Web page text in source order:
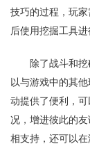
技巧的过程，玩
后使用挖掘工具进
除了战斗和
以与游戏中的其
动提供了便利，
况，增进彼此的
相支持，还可以在